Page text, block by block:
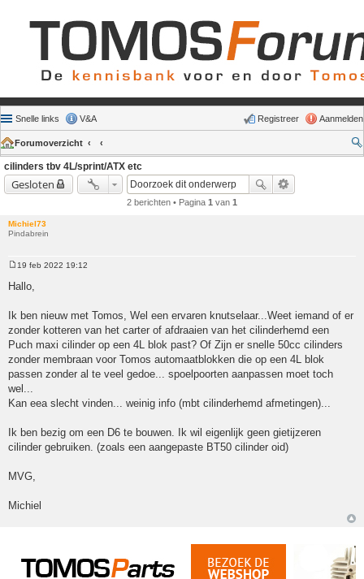
Snelle links V&A Aanmelden
Registreer
Forumoverzicht
cilinders tbv 4L/sprint/ATX etc
Gesloten
2 berichten • Pagina 1 van 1
Michiel73
Pindabrein
19 feb 2022 19:12
Hallo,
Ik ben nieuw met Tomos, Wel een ervaren knutselaar...Weet iemand of er
zonder kotteren van het carter of afdraaien van het cilinderhemd een
Puch maxi cilinder op een 4L blok past? Of Zijn er snelle 50cc cilinders
zonder membraan voor Tomos automaatblokken die op een 4L blok
passen zonder al te veel gedoe... spoelpoorten aanpassen moet toch
wel...
Kan eea slecht vinden... weinig info (mbt cilinderhemd afmetingen)...
Ik ben bezig om een D6 te bouwen. Ik wil eigenlijk geen gietijzeren
cilinder gebruiken. (zoals een aangepaste BT50 cilinder oid)
MVG,
Michiel